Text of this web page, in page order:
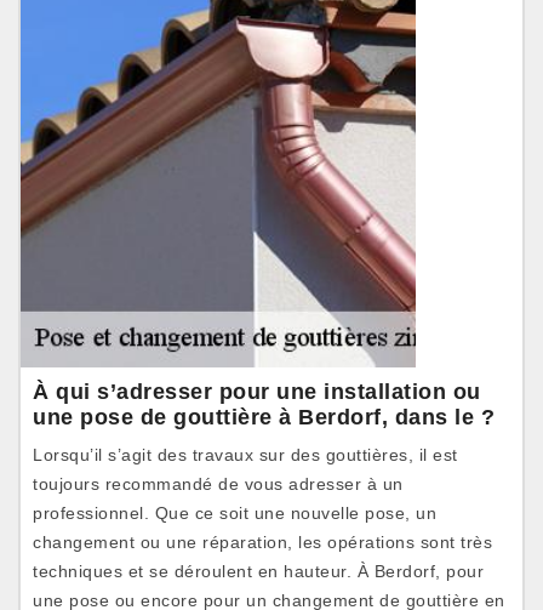
À qui s’adresser pour une installation ou
une pose de gouttière à Berdorf, dans le ?
Lorsqu’il s’agit des travaux sur des gouttières, il est
toujours recommandé de vous adresser à un
professionnel. Que ce soit une nouvelle pose, un
changement ou une réparation, les opérations sont très
techniques et se déroulent en hauteur. À Berdorf, pour
une pose ou encore pour un changement de gouttière en